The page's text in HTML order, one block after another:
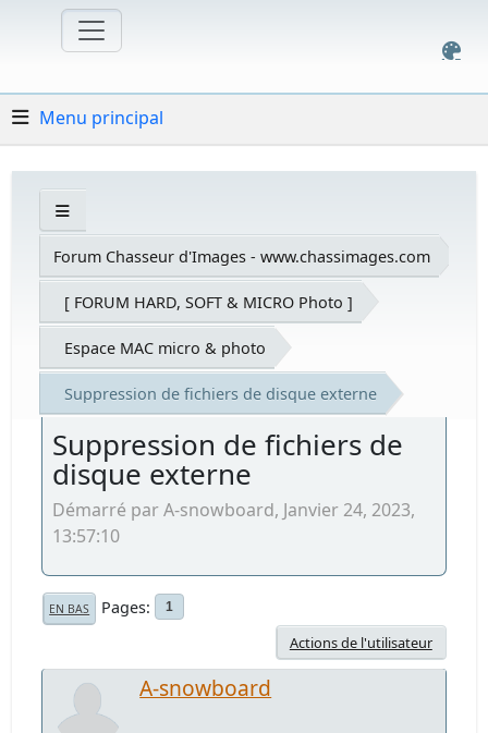
Menu principal
Forum Chasseur d'Images - www.chassimages.com
[ FORUM HARD, SOFT & MICRO Photo ]
Espace MAC micro & photo
Suppression de fichiers de disque externe
Suppression de fichiers de
disque externe
Démarré par A-snowboard, Janvier 24, 2023,
13:57:10
EN BAS Pages 1
Actions de l'utilisateur
A-snowboard